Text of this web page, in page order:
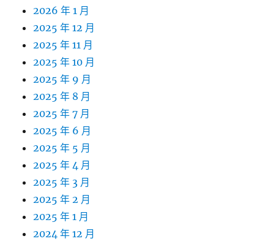
2026 年 1 月
2025 年 12 月
2025 年 11 月
2025 年 10 月
2025 年 9 月
2025 年 8 月
2025 年 7 月
2025 年 6 月
2025 年 5 月
2025 年 4 月
2025 年 3 月
2025 年 2 月
2025 年 1 月
2024 年 12 月